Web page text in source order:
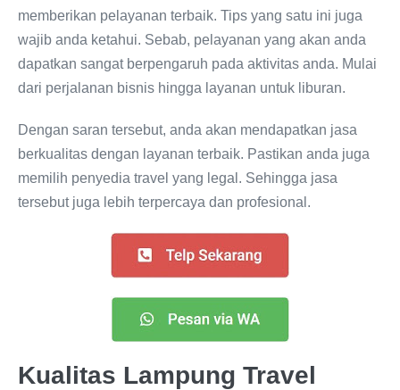
memberikan pelayanan terbaik. Tips yang satu ini juga
wajib anda ketahui. Sebab, pelayanan yang akan anda
dapatkan sangat berpengaruh pada aktivitas anda. Mulai
dari perjalanan bisnis hingga layanan untuk liburan.
Dengan saran tersebut, anda akan mendapatkan jasa
berkualitas dengan layanan terbaik. Pastikan anda juga
memilih penyedia travel yang legal. Sehingga jasa
tersebut juga lebih terpercaya dan profesional.
Kualitas Lampung Travel